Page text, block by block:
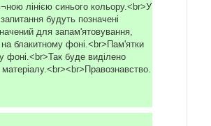
лінією синього кольору.<br>У
будуть позначені
для запам'ятовування,
на блакитному фоні.<br>Пам'ятки
фоні.<br>Так буде виділено